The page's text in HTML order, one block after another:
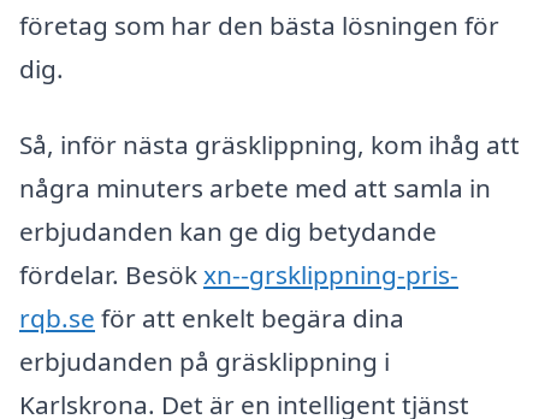
företag som har den bästa lösningen för
dig.
Så, inför nästa gräsklippning, kom ihåg att
några minuters arbete med att samla in
erbjudanden kan ge dig betydande
fördelar. Besökxn--grsklippning-pris-
rqb.se för att enkelt begära dina
erbjudanden på gräsklippning i
Karlskrona. Det är en intelligent tjänst